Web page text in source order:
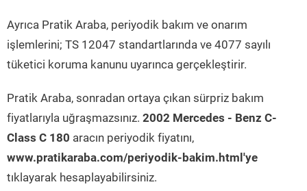
Ayrıca Pratik Araba, periyodik bakım ve onarım
işlemlerini; TS 12047 standartlarında ve 4077 sayılı
tüketici koruma kanunu uyarınca gerçekleştirir.
Pratik Araba, sonradan ortaya çıkan sürpriz bakım
fiyatlarıyla uğraşmazsınız. 2002 Mercedes - Benz C-
Class C 180 aracın periyodik fiyatını,
www.pratikaraba.com/periyodik-bakim.html'ye
tıklayarak hesaplayabilirsiniz.